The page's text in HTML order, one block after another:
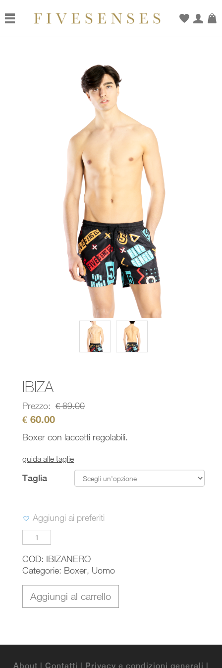
IBIZA
Prezzo: €69.00
€ 60.00
Boxer con laccetti regolabili.
guida alle taglie
Taglia
Aggiungi ai preferiti
IBIZA
quantità
COD: IBIZANERO
Categorie: Boxer, Uomo
Aggiungi al carrello
About | Contatti | Privacy e condizioni generali |